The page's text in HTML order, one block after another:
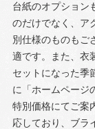
台紙のオプション
のだけでなく、ア
別仕様のものもご
適です。また、衣
セットになった季
に「ホームページ
特別価格にてご案
応しており、ブラ